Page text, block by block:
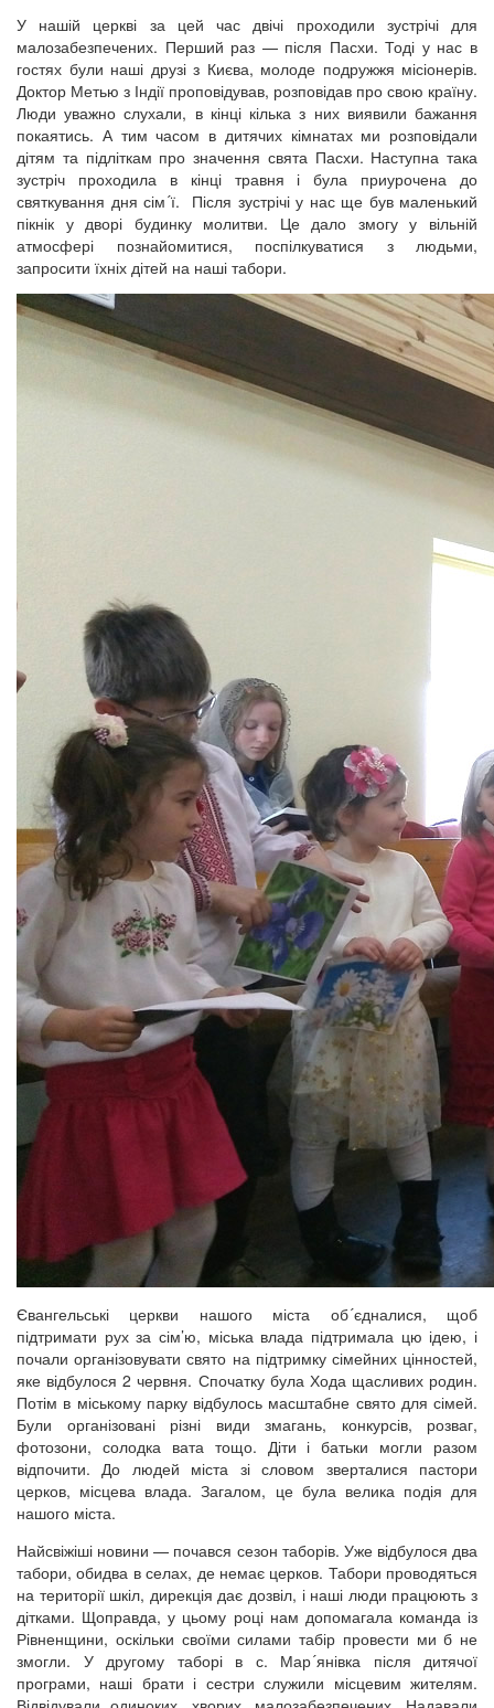
У нашій церкві за цей час двічі проходили зустрічі для
малозабезпечених. Перший раз — після Пасхи. Тоді у нас в
гостях були наші друзі з Києва, молоде подружжя місіонерів.
Доктор Метью з Індії проповідував, розповідав про свою країну.
Люди уважно слухали, в кінці кілька з них виявили бажання
покаятись. А тим часом в дитячих кімнатах ми розповідали
дітям та підліткам про значення свята Пасхи. Наступна така
зустріч проходила в кінці травня і була приурочена до
святкування дня сім´ї. Після зустрічі у нас ще був маленький
пікнік у дворі будинку молитви. Це дало змогу у вільній
атмосфері познайомитися, поспілкуватися з людьми,
запросити їхніх дітей на наші табори.
Євангельські церкви нашого міста об´єдналися, щоб
підтримати рух за сім’ю, міська влада підтримала цю ідею, і
почали організовувати свято на підтримку сімейних цінностей,
яке відбулося 2 червня. Спочатку була Хода щасливих родин.
Потім в міському парку відбулось масштабне свято для сімей.
Були організовані різні види змагань, конкурсів, розваг,
фотозони, солодка вата тощо. Діти і батьки могли разом
відпочити. До людей міста зі словом зверталися пастори
церков, місцева влада. Загалом, це була велика подія для
нашого міста.
Найсвіжіші новини — почався сезон таборів. Уже відбулося два
табори, обидва в селах, де немає церков. Табори проводяться
на території шкіл, дирекція дає дозвіл, і наші люди працюють з
дітками. Щоправда, у цьому році нам допомагала команда із
Рівненщини, оскільки своїми силами табір провести ми б не
змогли. У другому таборі в с. Мар´янівка після дитячої
програми, наші брати і сестри служили місцевим жителям.